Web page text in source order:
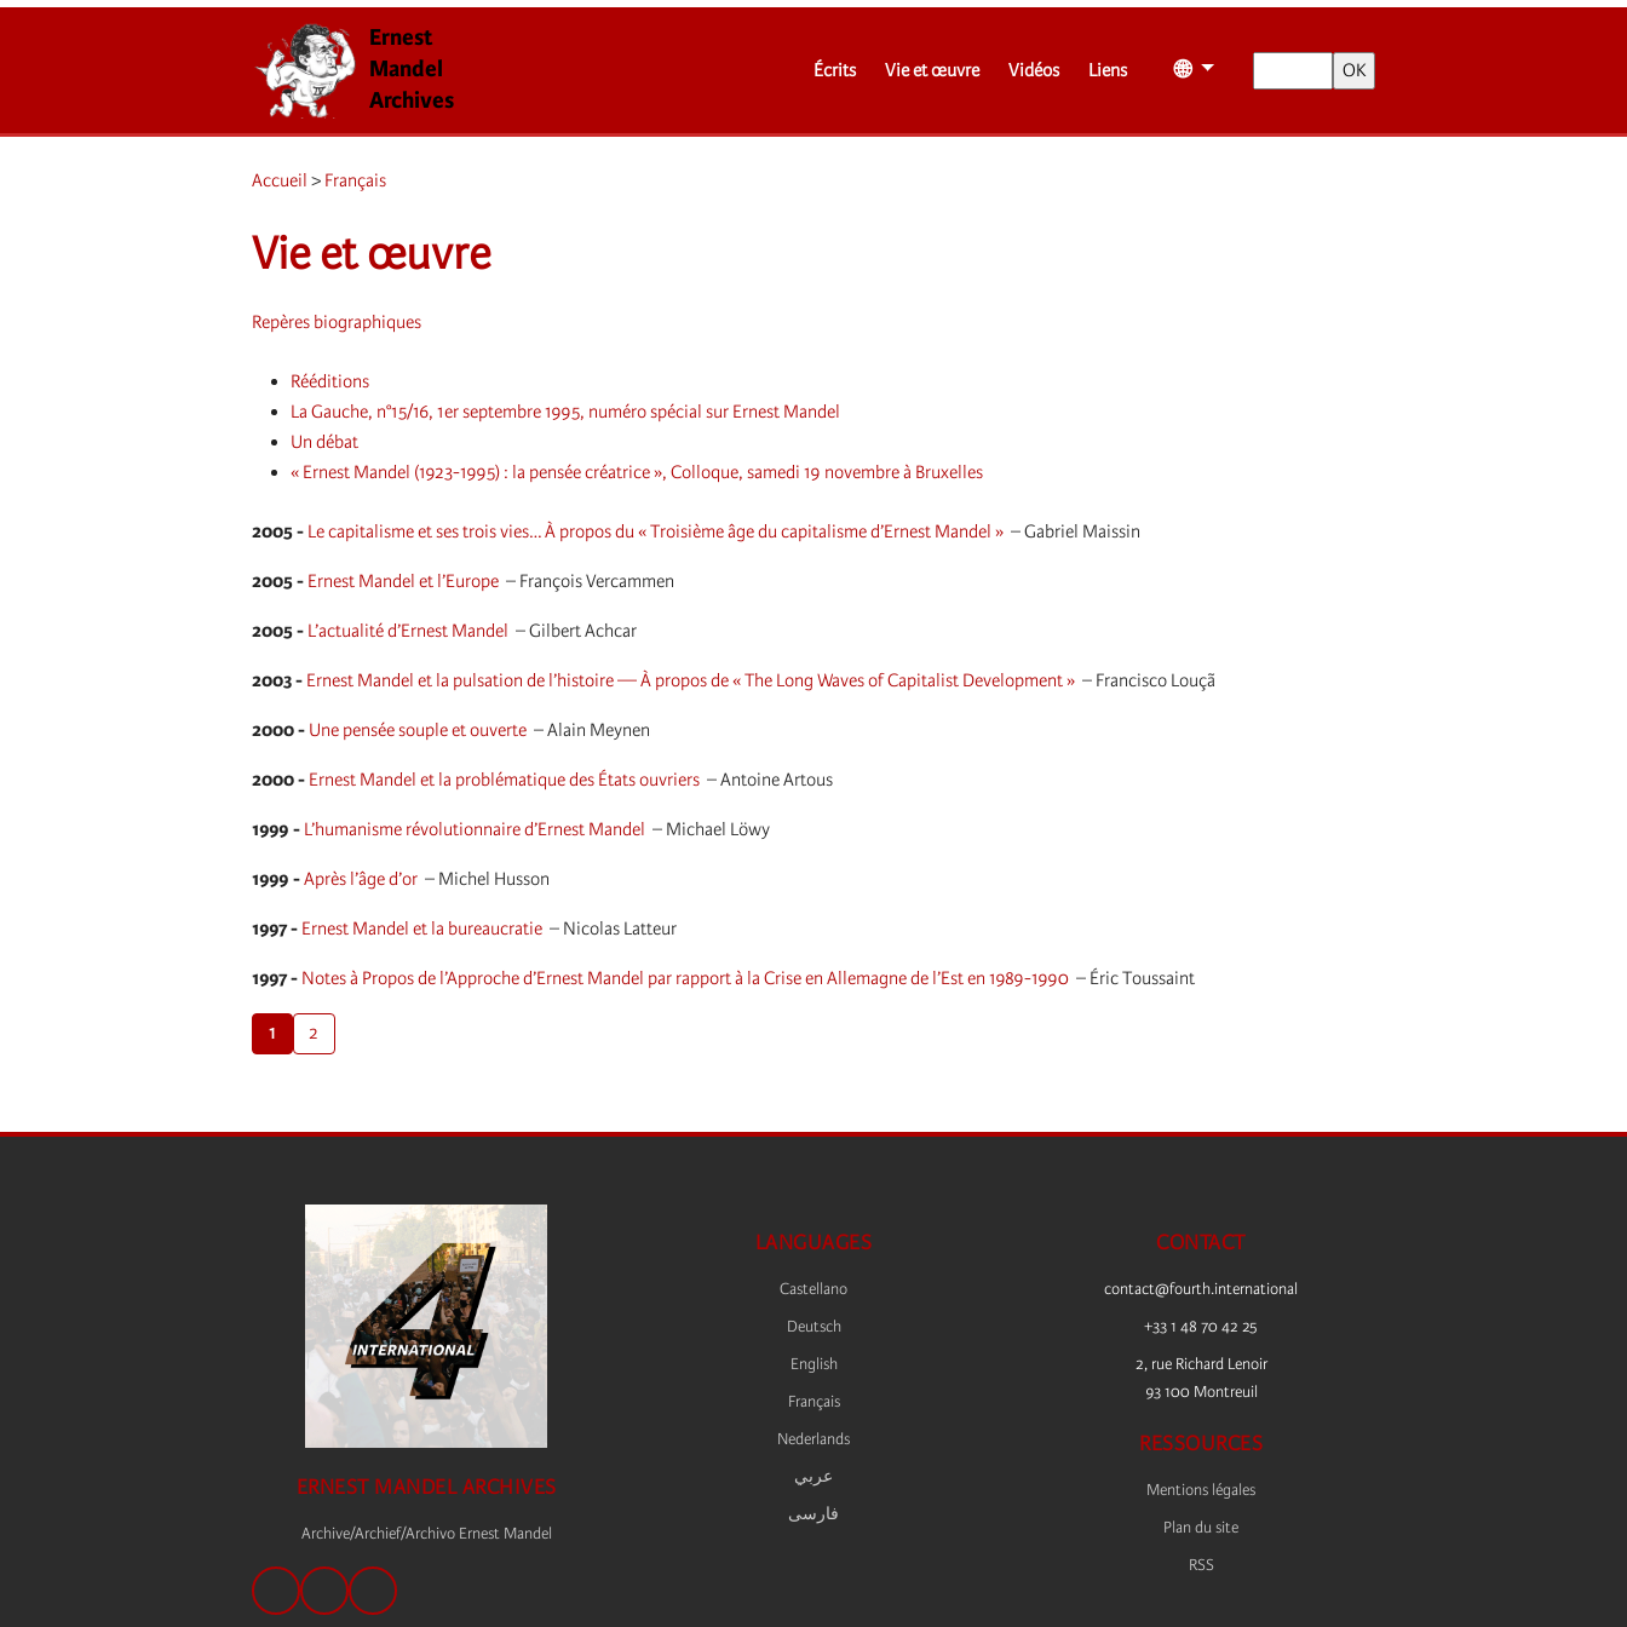
Ernest
Mandel
Archives
Écrits Vie et œuvre Vidéos Liens 🌐
Accueil > Français
Vie et œuvre
Repères biographiques
Rééditions
La Gauche, n°15/16, 1er septembre 1995, numéro spécial sur Ernest Mandel
Un débat
« Ernest Mandel (1923-1995) : la pensée créatrice », Colloque, samedi 19 novembre à Bruxelles
2005 - Le capitalisme et ses trois vies… À propos du « Troisième âge du capitalisme d’Ernest Mandel » –Gabriel Maissin
2005 - Ernest Mandel et l’Europe – François Vercammen
2005 - L’actualité d’Ernest Mandel –Gilbert Achcar
2003 - Ernest Mandel et la pulsation de l’histoire — À propos de « The Long Waves of Capitalist Development » – Francisco Louçã
2000 - Une pensée souple et ouverte –Alain Meynen
2000 - Ernest Mandel et la problématique des États ouvriers –Antoine Artous
1999 - L’humanisme révolutionnaire d’Ernest Mandel – Michael Löwy
1999 -Après l’âge d’or – Michel Husson
1997 - Ernest Mandel et la bureaucratie – Nicolas Latteur
1997 - Notes à Propos de l’Approche d’Ernest Mandel par rapport à la Crise en Allemagne de l’Est en 1989-1990 – Éric Toussaint
1 2
ERNEST MANDEL ARCHIVES
Archive/Archief/Archivo Ernest Mandel
LANGUAGES
Castellano
Deutsch
English
Français
Nederlands
عربي
فارسى
CONTACT
contact@fourth.international
+33 1 48 70 42 25
2, rue Richard Lenoir
93 100 Montreuil
RESSOURCES
Mentions légales
Plan du site
RSS